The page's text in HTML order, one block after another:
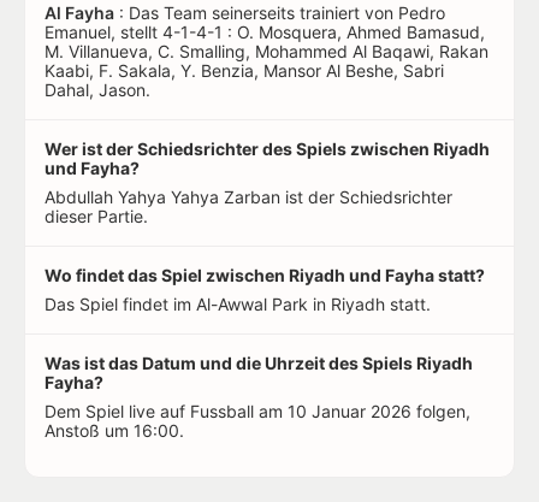
Al Fayha : Das Team seinerseits trainiert von Pedro
Emanuel, stellt 4-1-4-1 : O. Mosquera, Ahmed Bamasud,
M. Villanueva, C. Smalling, Mohammed Al Baqawi, Rakan
Kaabi, F. Sakala, Y. Benzia, Mansor Al Beshe, Sabri
Dahal, Jason.
Wer ist der Schiedsrichter des Spiels zwischen Riyadh
und Fayha?
Abdullah Yahya Yahya Zarban ist der Schiedsrichter
dieser Partie.
Wo findet das Spiel zwischen Riyadh und Fayha statt?
Das Spiel findet im Al-Awwal Park in Riyadh statt.
Was ist das Datum und die Uhrzeit des Spiels Riyadh
Fayha?
Dem Spiel live auf Fussball am 10 Januar 2026 folgen,
Anstoß um 16:00.